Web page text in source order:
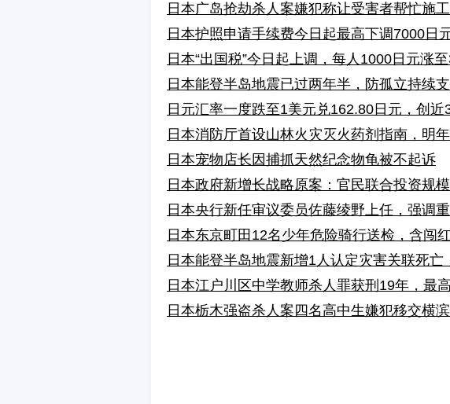
日本广岛抢劫杀人案嫌犯称让受害者帮忙施
日本护照申请手续费今日起最高下调7000日
日本“出国税”今日起上调，每人1000日元涨
日本能登半岛地震已过两年半，防孤立持续
日元汇率一度跌至1美元兑162.80日元，创近
日本消防厅首设山林火灾灭火药剂指南，明
日本宠物店长因捕抓天然纪念物龟被不起诉
日本政府新增长战略原案：官民联合投资规
日本央行新任审议委员佐藤绫野上任，强调
日本东京町田12名少年危险骑行送检，含闯
日本能登半岛地震新增1人认定灾害关联死亡
日本江户川区中学教师杀人罪获刑19年，最
日本栃木强盗杀人案四名高中生嫌犯移交横